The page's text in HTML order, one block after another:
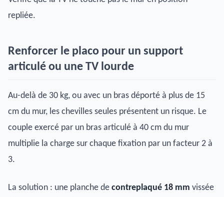
repliée.
Renforcer le placo pour un support
articulé ou une TV lourde
Au-delà de 30 kg, ou avec un bras déporté à plus de 15
cm du mur, les chevilles seules présentent un risque. Le
couple exercé par un bras articulé à 40 cm du mur
multiplie la charge sur chaque fixation par un facteur 2 à
3.
La solution : une planche de contreplaqué 18 mm vissée